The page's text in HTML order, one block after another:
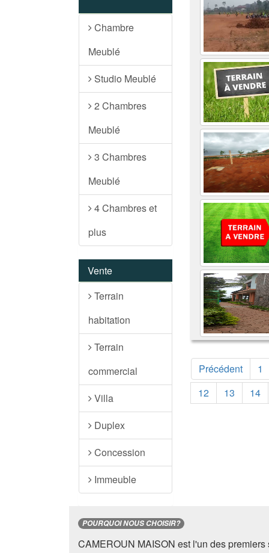
Chambre
Meublé
Studio Meublé
2 Chambres
Meublé
3 Chambres
Meublé
4 Chambres et
plus
Vente
Terrain
habitation
Terrain
commercial
Villa
Duplex
Concession
Immeuble
Précédent
1
12
13 14
POURQUOI NOUS CHOISIR?
CAMEROUN MAISON est l'un des premiers